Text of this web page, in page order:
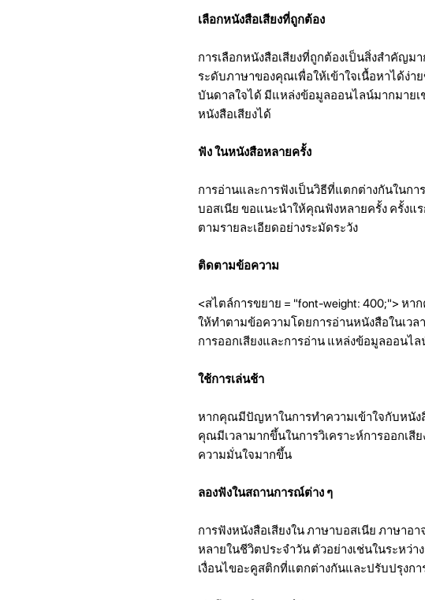
เลือกหนังสือเสียงที่ถูกต้อง
การเลือกหนังสือเสียงที่ถูกต้องเป็นสิ่งสำคัญ
ระดับภาษาของคุณเพื่อให้เข้าใจเนื้อหาได้ง่
บันดาลใจได้ มีแหล่งข้อมูลออนไลน์มากมายเ
หนังสือเสียงได้
ฟัง ในหนังสือหลายครั้ง
การอ่านและการฟังเป็นวิธีที่แตกต่างกันในก
บอสเนีย ขอแนะนำให้คุณฟังหลายครั้ง ครั้งแ
ตามรายละเอียดอย่างระมัดระวัง
ติดตามข้อความ
<สไตล์การขยาย = "font-weight: 400;"> ห
ให้ทำตามข้อความโดยการอ่านหนังสือในเว
การออกเสียงและการอ่าน แหล่งข้อมูลออนไ
ใช้การเล่นช้า
หากคุณมีปัญหาในการทำความเข้าใจกับหนัง
คุณมีเวลามากขึ้นในการวิเคราะห์การออกเสี
ความมั่นใจมากขึ้น
ลองฟังในสถานการณ์ต่าง ๆ
การฟังหนังสือเสียงใน ภาษาบอสเนีย ภาษาอ
หลายในชีวิตประจำวัน ตัวอย่างเช่นในระห
เงื่อนไขอะคูสติกที่แตกต่างกันและปรับปรุงก